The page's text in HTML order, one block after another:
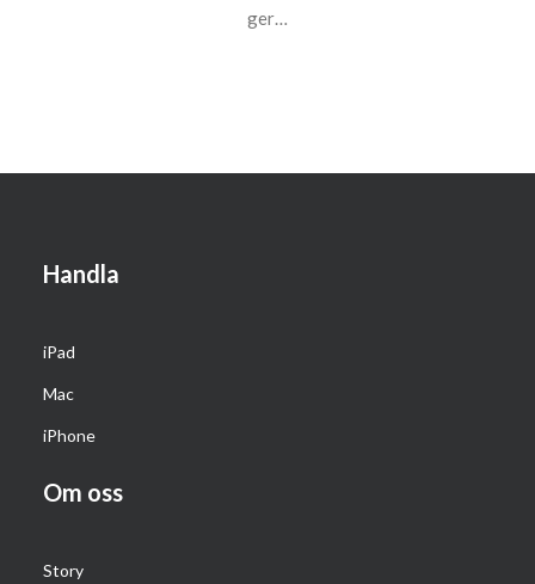
ger…
Handla
iPad
Mac
iPhone
Om oss
Story